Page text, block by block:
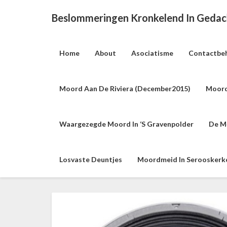
Beslommeringen Kronkelend In
Home About Asociatisme
Moord Aan De Riviera (december2015)
Waargezegde Moord In ‘s Gravenpolder De
Losvaste Deuntjes Moordmeid In